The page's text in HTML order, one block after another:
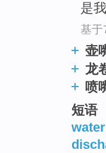
是
基于
壶
龙
喷
短语